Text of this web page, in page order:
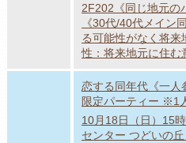
2F202《同じ地元の
《30代/40代メイ
る可能性がなく将
性：将来地元に住む
恋する同年代《一人
限定パーティー ※1
10月18日（日）15
センター つどいの